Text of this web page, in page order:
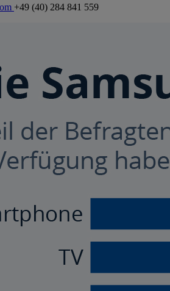
+49 (40) 284 841 559